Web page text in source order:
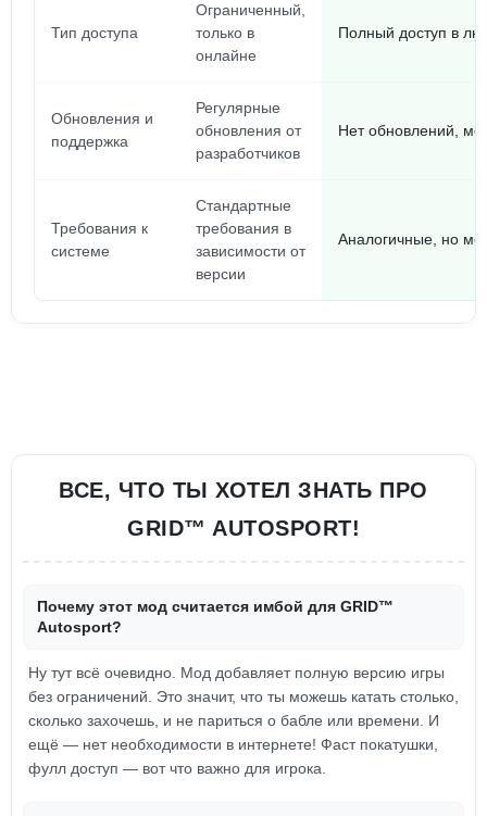
Тип доступа
Ограниченный,
только в
онлайне
Полный доступ в
Обновления и
поддержка
Регулярные
обновления от
разработчиков
Нет обновлений,
Требования к
системе
Стандартные
требования в
зависимости от
версии
Аналогичные, но
ВСЕ, ЧТО ТЫ ХОТЕЛ ЗНАТЬ ПРО
GRID™ AUTOSPORT!
Почему этот мод считается имбой для GRID™
Autosport?
Ну тут всё очевидно. Мод добавляет полную версию игры
без ограничений. Это значит, что ты можешь катать столько,
сколько захочешь, и не париться о бабле или времени. И
ещё — нет необходимости в интернете! Фаст покатушки,
фулл доступ — вот что важно для игрока.